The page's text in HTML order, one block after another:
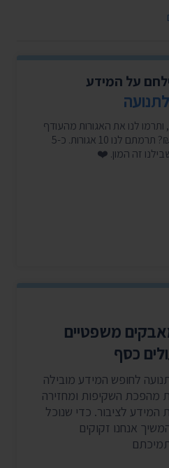
על המידע
לנו את האגורות מהעודף
בכל קנייה. קניתם ב-99.90 ₪? תרמתם לנו 10 אגורות. כ-5
זה המון. ❤️
משפטיים
כסף
לחופש המידע מובילה
מהפכת השקיפות ומחזירה
המידע לציבור. כדי שנוכל
אנחנו זקוקים